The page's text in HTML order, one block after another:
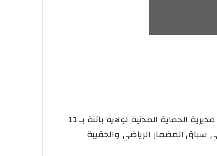
تحتضن ولاية سطيف البطولة الوطنية للرياضة المكيفة،وذلك خلال الأيام 19 و20 جويلية، حيث شاركت مديرية الحماية المدنية لولاية باتنة بـ 11
المضمار الرياضي والحقيبة